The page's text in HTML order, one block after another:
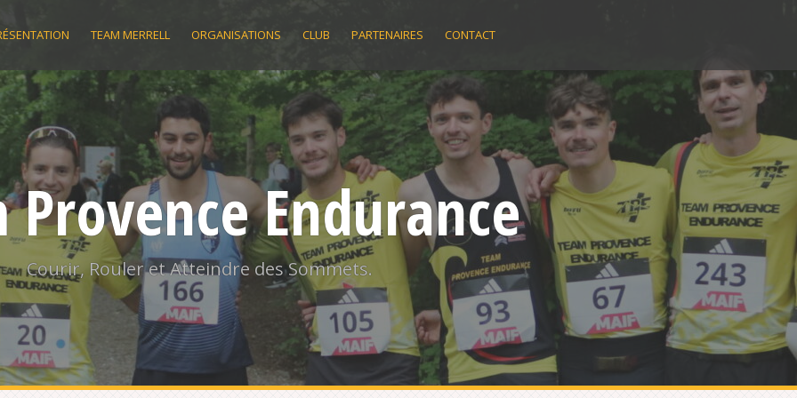
TEAM MERRELL ORGANISATIONS CLUB PARTENAIRES CONTACT
Provence Endurance
Courir, Rouler et Atteindre des Sommets.